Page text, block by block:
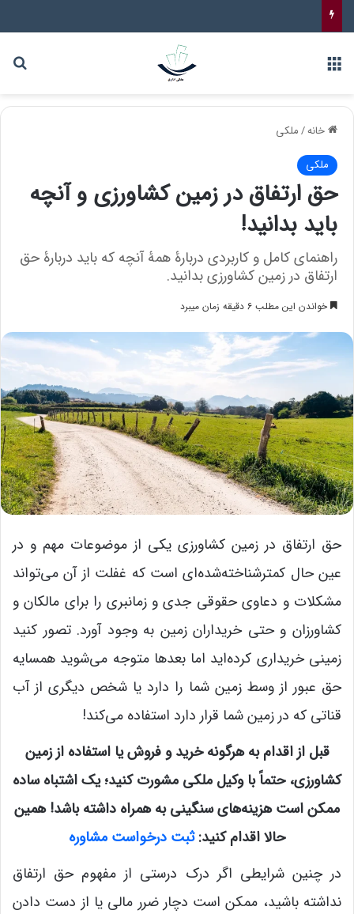
خانه/ملکی
ملکی
حق ارتفاق در زمین کشاورزی و آنچه
باید بدانید!
راهنمای کامل و کاربردی دربارۀ همۀ آنچه که باید دربارۀ حق
ارتفاق در زمین کشاورزی بدانید.
خواندن این مطلب 6 دقیقه زمان میبرد
حق ارتفاق در زمین کشاورزی یکی از موضوعات مهم و در
عین حال کمترشناخته‌شده‌ای است که غفلت از آن می‌تواند
مشکلات و دعاوی حقوقی جدی و زمانبری را برای مالکان و
کشاورزان و حتی خریداران زمین به وجود آورد. تصور کنید
زمینی خریداری کرده‌اید اما بعدها متوجه می‌شوید همسایه
حق عبور از وسط زمین شما را دارد یا شخص دیگری از آب
قناتی که در زمین شما قرار دارد استفاده می‌کند!
قبل از اقدام به هرگونه خرید و فروش یا استفاده از زمین
کشاورزی، حتماً با وکیل ملکی مشورت کنید؛ یک اشتباه ساده
ممکن است هزینه‌های سنگینی به همراه داشته باشد! همین
حالا اقدام کنید:ثبت درخواست مشاوره
در چنین شرایطی اگر درک درستی از مفهوم حق ارتفاق
نداشته باشید، ممکن است دچار ضرر مالی یا از دست دادن